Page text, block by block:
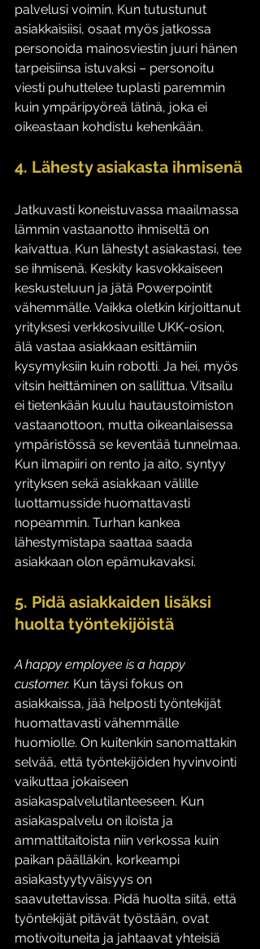
palvelusi voimin. Kun tutustunut
asiakkaisiisi, osaat myös jatkossa
personoida mainosviestin juuri hänen
tarpeisiinsa istuvaksi – personoitu
viesti puhuttelee tuplasti paremmin
kuin ympäripyöreä lätinä, joka ei
oikeastaan kohdistu kehenkään.
4. Lähesty asiakasta ihmisenä
Jatkuvasti koneistuvassa maailmassa
lämmin vastaanotto ihmiseltä on
kaivattua. Kun lähestyt asiakastasi, tee
se ihmisenä. Keskity kasvokkaiseen
keskusteluun ja jätä Powerpointit
vähemmälle. Vaikka oletkin kirjoittanut
yrityksesi verkkosivuille UKK-osion,
älä vastaa asiakkaan esittämiin
kysymyksiin kuin robotti. Ja hei, myös
vitsin heittäminen on sallittua. Vitsailu
ei tietenkään kuulu hautaustoimiston
vastaanottoon, mutta oikeanlaisessa
ympäristössä se keventää tunnelmaa.
Kun ilmapiiri on rento ja aito, syntyy
yrityksen sekä asiakkaan välille
luottamusside huomattavasti
nopeammin. Turhan kankea
lähestymistapa saattaa saada
asiakkaan olon epämukavaksi.
5. Pidä asiakkaiden lisäksi
huolta työntekijöistä
A happy employee is a happy
customer. Kun täysi fokus on
asiakkaissa, jää helposti työntekijät
huomattavasti vähemmälle
huomiolle. On kuitenkin sanomattakin
selvää, että työntekijöiden hyvinvointi
vaikuttaa jokaiseen
asiakaspalvelutilanteeseen. Kun
asiakaspalvelu on iloista ja
ammattitaitoista niin verkossa kuin
paikan päälläkin, korkeampi
asiakastyytyväisyys on
saavutettavissa. Pidä huolta siitä, että
työntekijät pitävät työstään, ovat
motivoituneita ja jahtaavat yhteisiä